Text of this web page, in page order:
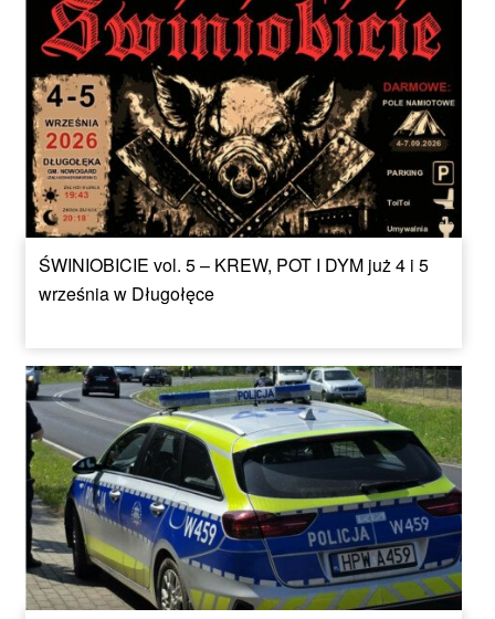
ŚWINIOBICIE vol. 5 – KREW, POT I DYM już 4 i 5
września w Długołęce